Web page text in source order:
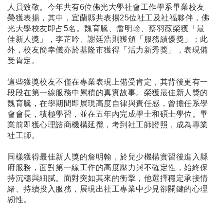
人員致敬。今年共有6位佛光大學社會工作學系畢業校友
榮獲表揚，其中，宜蘭縣共表揚25位社工及社福夥伴，佛
光大學校友即占5名。魏育騰、詹明翰、蔡羽薇榮獲「最
佳新人獎」，李芷吟、謝廷浩則獲頒「服務績優獎」；此
外，校友簡幸儀亦於基隆市獲得「活力新秀獎」，表現備
受肯定。
這些獲獎校友不僅在專業表現上備受肯定，其背後更有一
段段在第一線服務中累積的真實故事。榮獲最佳新人獎的
魏育騰，在學期間即展現高度自律與責任感，曾擔任系學
會會長，積極學習，並在五年內完成學士和碩士學位。畢
業前即獲心理諮商機構延攬，考到社工師證照，成為專業
社工師。
同樣獲得最佳新人獎的詹明翰，於兒少機構實習後進入縣
府服務，面對第一線工作的高度壓力與不確定性，始終保
持沉穩與細膩。面對突如其來的衝擊，他選擇穩定承接情
緒、持續投入服務，展現出社工專業中少見卻關鍵的心理
韌性。